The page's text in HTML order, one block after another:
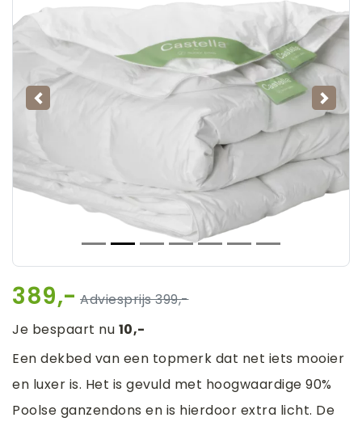
Vorige
389,-
399,-
Je bespaart nu 10,-
Een dekbed van een topmerk dat net iets mooier
en luxer is. Het is gevuld met hoogwaardige 90%
Poolse ganzendons en is hierdoor extra licht. De